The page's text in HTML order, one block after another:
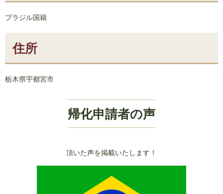
ブラジル国籍
住所
栃木県宇都宮市
帰化申請者の声
頂いた声を掲載いたします！